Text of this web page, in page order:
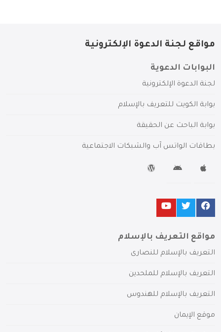
مواقع لجنة الدعوة الإلكترونية
البوابات الدعوية
لجنة الدعوة الإلكترونية
بوابة الكويت للتعريف بالإسلام
بوابة الباحث عن الحقيقة
بطاقات الواتس آب والشبكات الاجتماعية
مواقع التعريف بالإسلام
التعريف بالإسلام للنصارى
التعريف بالإسلام للملحدين
التعريف بالإسلام للهندوس
موقع الإيمان